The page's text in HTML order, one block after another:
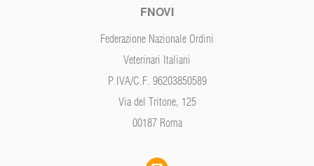
FNOVI
Federazione Nazionale Ordini
Veterinari Italiani
P.IVA/C.F. 96203850589
Via del Tritone, 125
00187 Roma